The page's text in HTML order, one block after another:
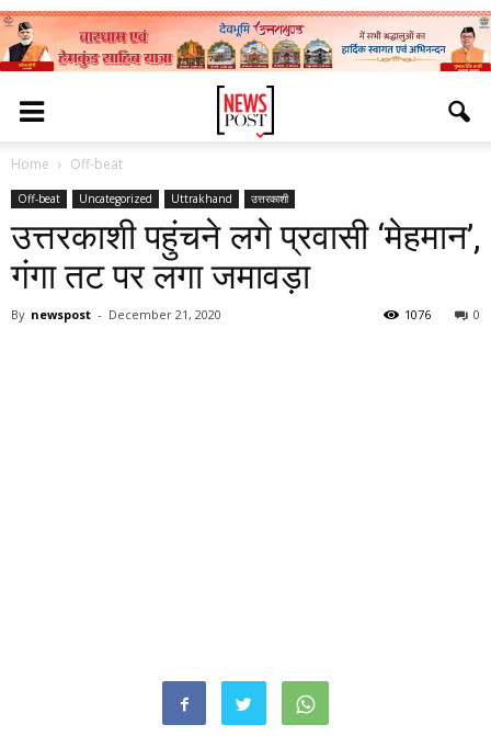
Home Off-beat
Off-beat Uncategorized Uttrakhand उत्तरकाशी
उत्तरकाशी पहुंचने लगे प्रवासी ‘मेहमान’,
गंगा तट पर लगा जमावड़ा
By newspost - December 21, 2020 0
1076